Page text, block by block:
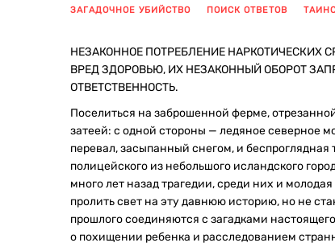
ЗАГАДОЧНОЕ УБИЙСТВО
ПОИСК ОТВЕТОВ
НЕЗАКОННОЕ ПОТРЕБЛЕНИЕ НАРКОТИЧЕСКИХ
ВРЕД ЗДОРОВЬЮ, ИХ НЕЗАКОННЫЙ ОБОРОТ
ОТВЕТСТВЕННОСТЬ.
Поселиться на заброшенной ферме,
затеей: с одной стороны — ледяное северное
перевал, засыпанный снегом, и
полицейского из небольшого исландского
много лет назад трагедии, среди них и
пролить свет на эту давнюю историю, но не
прошлого соединяются с загадками
о похищении ребенка и расследованием